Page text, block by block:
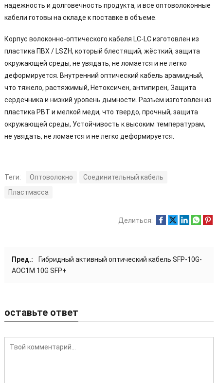
надежность и долговечность продукта, и все оптоволоконные
кабели готовы на складе к поставке в объеме.
Корпус волоконно-оптического кабеля LC-LC изготовлен из
пластика ПВХ / LSZH, который блестящий, жёсткий, защита
окружающей среды, не увядать, не ломается и не легко
деформируется. Внутренний оптический кабель арамидный,
что тяжело, растяжимый, Нетоксичен, антипирен, Защита
сердечника и низкий уровень дымности. Разъем изготовлен из
пластика PBT и мелкой меди, что твердо, прочный, защита
окружающей среды, Устойчивость к высоким температурам,
не увядать, не ломается и не легко деформируется.
Теги: Оптоволокно
Соединительный кабель
Пластмасса
Делиться:
Пред.:
Гибридный активный оптический кабель SFP-10G-
AOC1M 10G SFP+
оставьте ответ